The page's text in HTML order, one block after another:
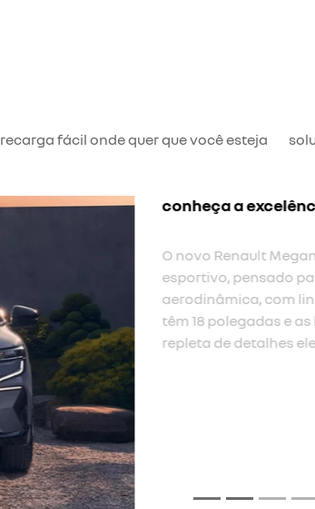
recarga fácil onde quer que você esteja
ergonômico e
A plataforma
plano. um espaço
painel do OpenR
traseiro.